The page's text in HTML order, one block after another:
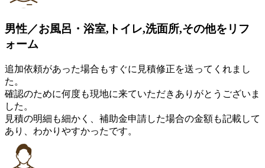
男性／お風呂・浴室,トイレ,洗面所,その他をリフ
ォーム
追加依頼があった場合もすぐに見積修正を送ってくれまし
た。
確認のために何度も現地に来ていただきありがとうございま
した。
見積の明細も細かく、補助金申請した場合の金額も記載して
あり、わかりやすかったです。